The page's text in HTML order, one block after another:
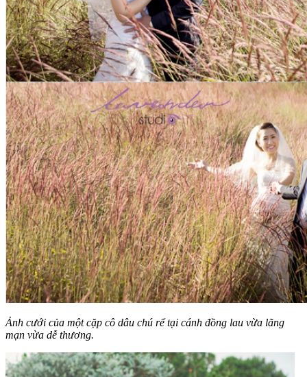
Ảnh cưới của một cặp cô dâu chú rể tại cánh đồng lau vừa lãng
mạn vừa dễ thương.